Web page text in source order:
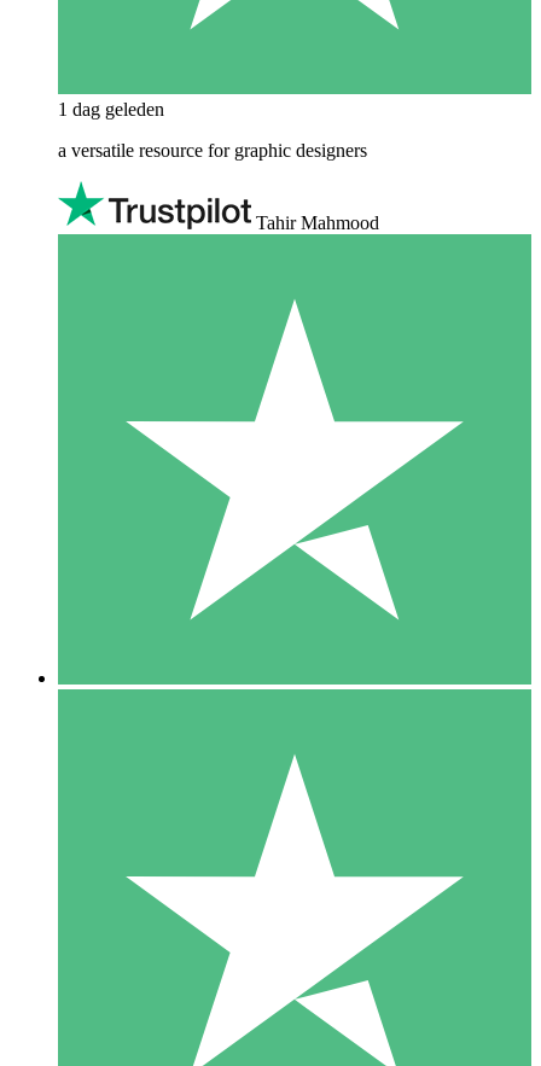
1 dag geleden
a versatile resource for graphic designers
Tahir Mahmood